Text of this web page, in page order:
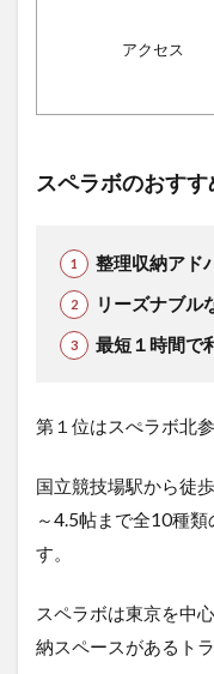
アクセス
スペラボのおすす
整理収納アド
リーズナブル
最短１時間で
第１位はスぺラボ北
国立競技場駅から徒
～4.5帖まで全10種
す。
スペラボは東京を中
納スペースがあるト